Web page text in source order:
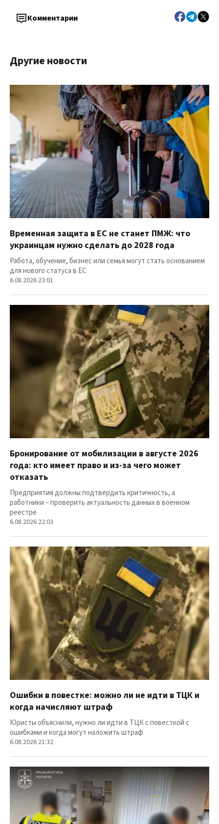
Комментарии
Другие новости
Временная защита в ЕС не станет ПМЖ: что
украинцам нужно сделать до 2028 года
Работа, обучение, бизнес или семья могут стать основанием
для нового статуса в ЕС
6.08.2026 23:01
Бронирование от мобилизации в августе 2026
года: кто имеет право и из-за чего может
отказать
Предприятия должны подтвердить критичность, а
работники – проверить актуальность данных в военном
реестре
6.08.2026 22:03
Ошибки в повестке: можно ли не идти в ТЦК и
когда начисляют штраф
Юристы объяснили, нужно ли идти в ТЦК с повесткой с
ошибками и когда могут наложить штраф
6.08.2026 21:32